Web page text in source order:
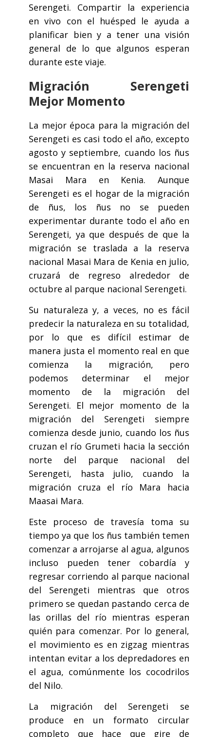
Serengeti. Compartir la experiencia
en vivo con el huésped le ayuda a
planificar bien y a tener una visión
general de lo que algunos esperan
durante este viaje.
Migración Serengeti
Mejor Momento
La mejor época para la migración del
Serengeti es casi todo el año, excepto
agosto y septiembre, cuando los ñus
se encuentran en la reserva nacional
Masai Mara en Kenia. Aunque
Serengeti es el hogar de la migración
de ñus, los ñus no se pueden
experimentar durante todo el año en
Serengeti, ya que después de que la
migración se traslada a la reserva
nacional Masai Mara de Kenia en julio,
cruzará de regreso alrededor de
octubre al parque nacional Serengeti.
Su naturaleza y, a veces, no es fácil
predecir la naturaleza en su totalidad,
por lo que es difícil estimar de
manera justa el momento real en que
comienza la migración, pero
podemos determinar el mejor
momento de la migración del
Serengeti. El mejor momento de la
migración del Serengeti siempre
comienza desde junio, cuando los ñus
cruzan el río Grumeti hacia la sección
norte del parque nacional del
Serengeti, hasta julio, cuando la
migración cruza el río Mara hacia
Maasai Mara.
Este proceso de travesía toma su
tiempo ya que los ñus también temen
comenzar a arrojarse al agua, algunos
incluso pueden tener cobardía y
regresar corriendo al parque nacional
del Serengeti mientras que otros
primero se quedan pastando cerca de
las orillas del río mientras esperan
quién para comenzar. Por lo general,
el movimiento es en zigzag mientras
intentan evitar a los depredadores en
el agua, comúnmente los cocodrilos
del Nilo.
La migración del Serengeti se
produce en un formato circular
completo que hace que gire de